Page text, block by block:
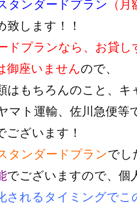
タンダードプラン （
致します！！
ドプランなら、お貸し
御座いませんので、
はもちろんのこと、キ
マト運輸、佐川急便等
ございます！
タンダードプランでし
でございますので、個
されるタイミングで